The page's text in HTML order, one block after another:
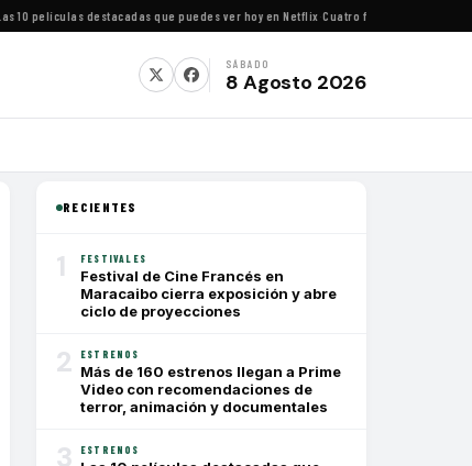
películas destacadas que puedes ver hoy en Netflix·Cuatro festivales de cine
SÁBADO
8 Agosto 2026
RECIENTES
1 FESTIVALES
Festival de Cine Francés en
Maracaibo cierra exposición y abre
ciclo de proyecciones
2 ESTRENOS
Más de 160 estrenos llegan a Prime
Video con recomendaciones de
terror, animación y documentales
3 ESTRENOS